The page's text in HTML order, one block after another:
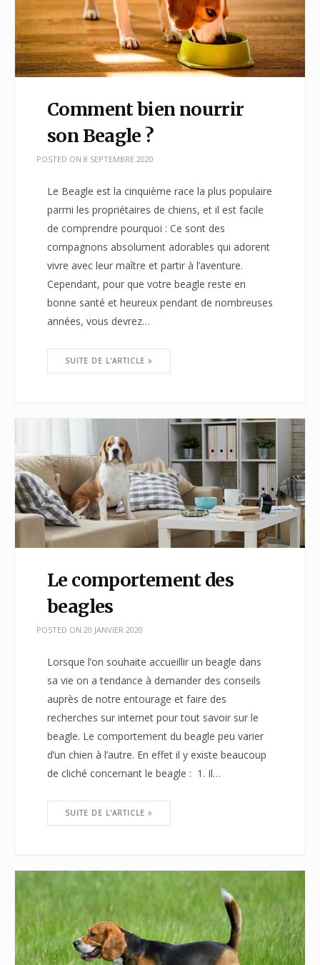
Comment bien nourrir
son Beagle ?
POSTED ON 8 SEPTEMBRE 2020
Le Beagle est la cinquième race la plus populaire
parmi les propriétaires de chiens, et il est facile
de comprendre pourquoi : Ce sont des
compagnons absolument adorables qui adorent
vivre avec leur maître et partir à l’aventure.
Cependant, pour que votre beagle reste en
bonne santé et heureux pendant de nombreuses
années, vous devrez…
SUITE DE L'ARTICLE
Le comportement des
beagles
POSTED ON 20 JANVIER 2020
Lorsque l’on souhaite accueillir un beagle dans
sa vie on a tendance à demander des conseils
auprès de notre entourage et faire des
recherches sur internet pour tout savoir sur le
beagle. Le comportement du beagle peu varier
d’un chien à l’autre. En effet il y existe beaucoup
de cliché concernant le beagle : 1. Il…
SUITE DE L'ARTICLE